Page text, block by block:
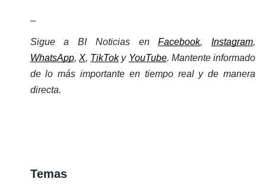
Sigue a BI Noticias en Facebook, Instagram,
WhatsApp, X, TikTok y YouTube. Mantente informado
de lo más importante en tiempo real y de manera
directa.
Temas